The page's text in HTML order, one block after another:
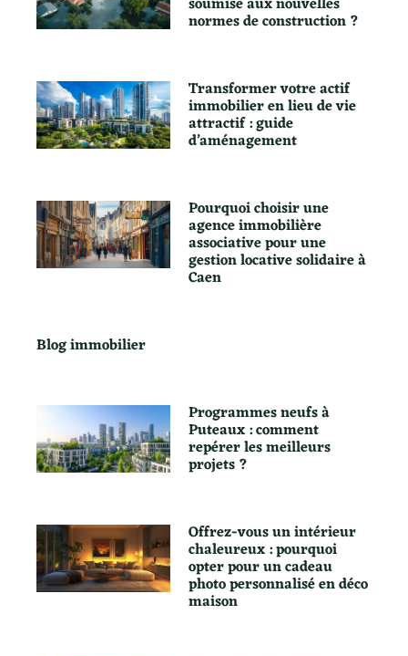
normes de construction ?
Transformer votre actif
immobilier en lieu de vie
attractif : guide
d’aménagement
Pourquoi choisir une
agence immobilière
associative pour une
gestion locative solidaire à
Caen
Blog immobilier
Programmes neufs à
Puteaux : comment
repérer les meilleurs
projets ?
Offrez-vous un intérieur
chaleureux : pourquoi
opter pour un cadeau
photo personnalisé en déco
maison